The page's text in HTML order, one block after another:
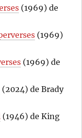
(1969) de
(1969)
(1969) de
(2024) de Brady
(1946) de King